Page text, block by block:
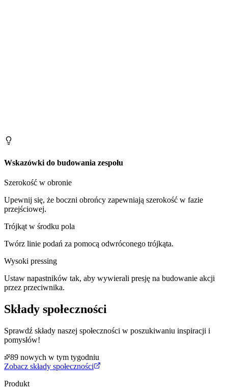
Wskazówki do budowania zespołu
Szerokość w obronie
Upewnij się, że boczni obrońcy zapewniają szerokość w fazie
przejściowej.
Trójkąt w środku pola
Twórz linie podań za pomocą odwróconego trójkąta.
Wysoki pressing
Ustaw napastników tak, aby wywierali presję na budowanie akcji
przez przeciwnika.
Składy społeczności
Sprawdź składy naszej społeczności w poszukiwaniu inspiracji i
pomysłów!
89 nowych w tym tygodniu
Zobacz składy społeczności
Produkt